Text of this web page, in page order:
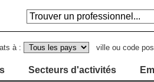
à : ville ou code
Secteurs d'activités